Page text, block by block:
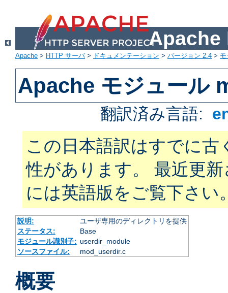
Apache
Apache > HTTP サーバ> ドキュメンテーション > バージョン 2.4 >
Apache モジュール
翻訳済み言語:
この日本語訳はすでに古
性があります。 最近更
には英語版をご覧下さい
説明:
ユーザ専用のディレクトリを提供
ステータス:
Base
モジュール識別子: userdir_module
ソースファイル:
mod_userdir.c
概要